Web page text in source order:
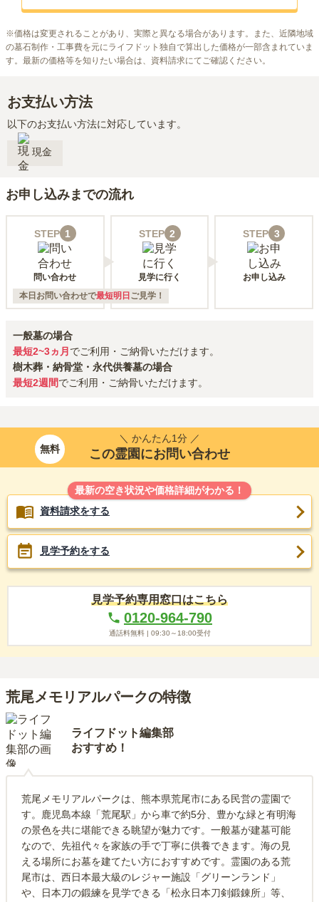
※価格は変更されることがあり、実際と異なる場合があります。また、近隣地域
の墓石制作・工事費を元にライフドット独自で算出した価格が一部含まれていま
す。最新の価格等を知りたい場合は、資料請求にてご確認ください。
お支払い方法
以下のお支払い方法に対応しています。
現金
お申し込みまでの流れ
STEP 1
問い合わせ
STEP 2
見学に行く
STEP 3
お申し込み
本日お問い合わせで最短明日 ご見学！
一般墓の場合
最短2~3ヵ月 でご利用・ご納骨いただけます。
樹木葬・納骨堂・永代供養墓の場合
最短2週間でご利用・ご納骨いただけます。
無料
＼ かんたん1分 ／
この霊園にお問い合わせ
最新の空き状況や価格詳細がわかる！
資料請求をする
見学予約をする
見学予約専用窓口はこちら
0120-964-790
通話料無料 | 09:30～18:00受付
荒尾メモリアルパークの特徴
ライフドット編集部
おすすめ！
荒尾メモリアルパークは、熊本県荒尾市にある民営の霊園で
す。鹿児島本線「荒尾駅」から車で約5分、豊かな緑と有明海
の景色を共に堪能できる眺望が魅力です。一般墓が建墓可能
なので、先祖代々を家族の手で丁寧に供養できます。海の見
える場所にお墓を建てたい方におすすめです。霊園のある荒
尾市は、西日本最大級のレジャー施設「グリーンランド」
や、日本刀の鍛練を見学できる「松永日本刀剣鍛錬所」等、